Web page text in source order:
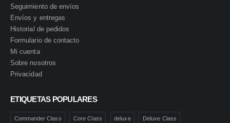
Seguimiento de envíos
Envíos y entregas
Historial de pedidos
Formulario de contacto
Mi cuenta
Sobre nosotros
Privacidad
ETIQUETAS POPULARES
Commander Class Core Class deluxe Deluxe Class